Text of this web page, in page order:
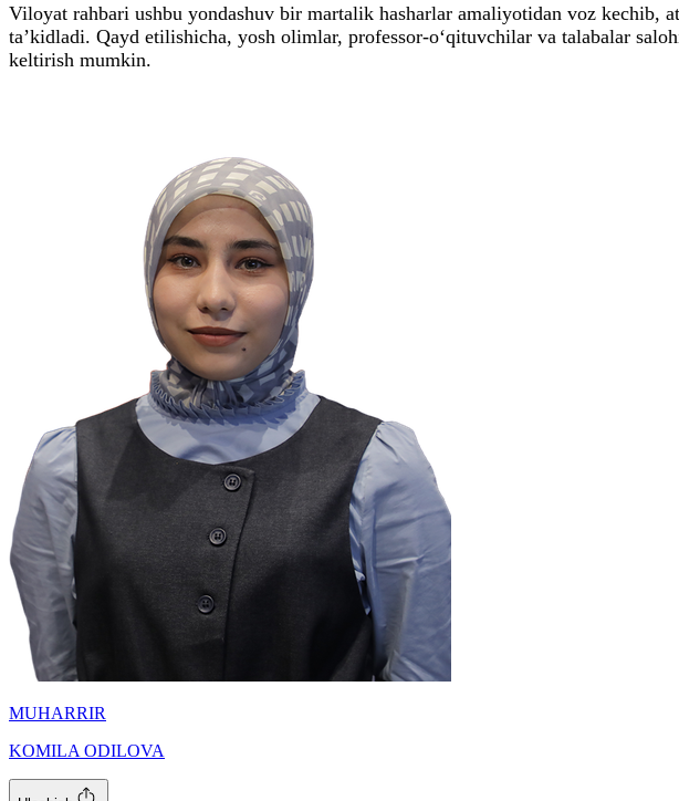
Viloyat rahbari ushbu yondashuv bir martalik hasharlar amaliyotidan voz
ta’kidladi. Qayd etilishicha, yosh olimlar, professor-o‘qituvchilar va talabalar
keltirish mumkin.
MUHARRIR
KOMILA ODILOVA